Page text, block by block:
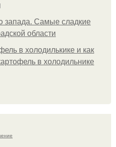
запада. Самые сладкие
области
в холодилькике и как
в холодильнике